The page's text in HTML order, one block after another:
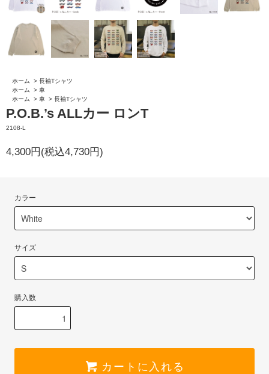
ホーム > 長袖Tシャツ
ホーム
> 車
ホーム
> 車 > 長袖Tシャツ
P.O.B.’s ALLカー ロンT
2108-L
4,300円(税込4,730円)
カラー
サイズ
購入数
カートに入れる